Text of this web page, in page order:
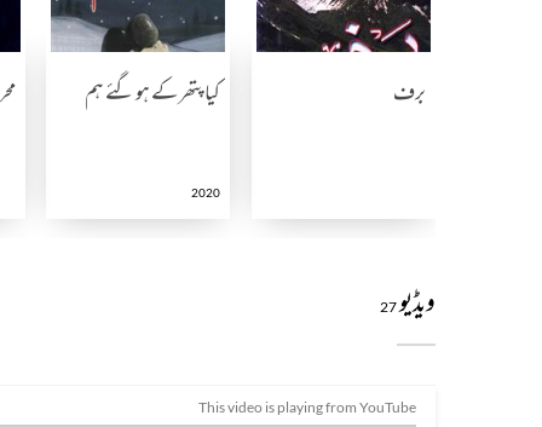
برف کیا پتھر کے ہو گئے ہم
2020
ویڈیو27
This video is playing from YouTube